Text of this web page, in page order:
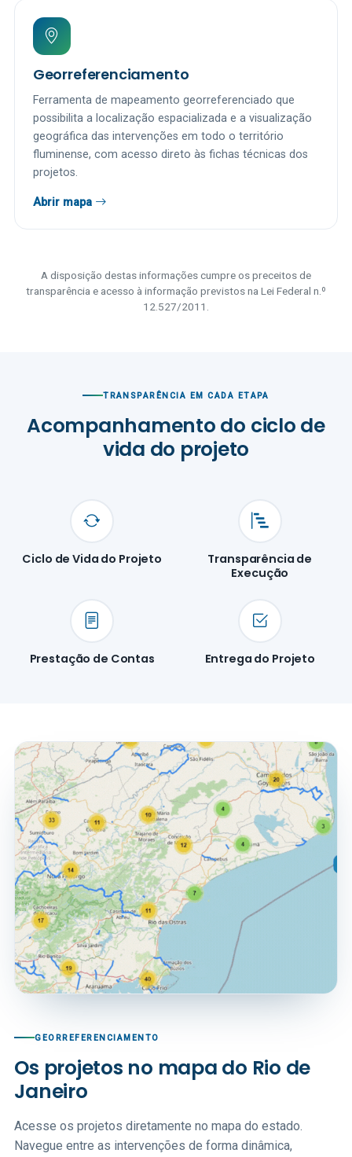
Georreferenciamento
Ferramenta de mapeamento georreferenciado que
possibilita a localização espacializada e a visualização
geográfica das intervenções em todo o território
fluminense, com acesso direto às fichas técnicas dos
projetos.
Abrir mapa
A disposição destas informações cumpre os preceitos de
transparência e acesso à informação previstos na Lei Federal n.º
12.527/2011.
TRANSPARÊNCIA EM CADA ETAPA
Acompanhamento do ciclo de
vida do projeto
Ciclo de Vida do Projeto
Transparência de
Execução
Prestação de Contas Entrega do Projeto
GEORREFERENCIAMENTO
Os projetos no mapa do Rio de
Janeiro
Acesse os projetos diretamente no mapa do estado.
Navegue entre as intervenções de forma dinâmica,